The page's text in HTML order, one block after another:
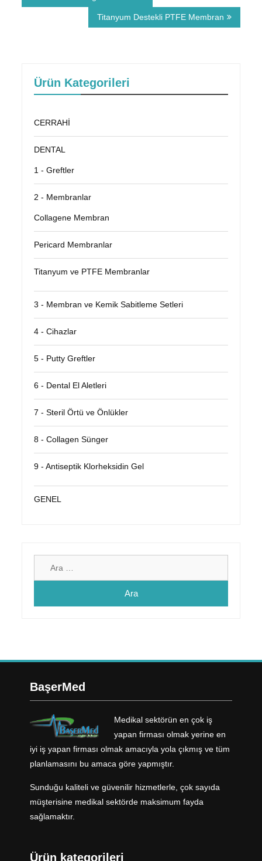
Titanyum Destekli PTFE Membran
Ürün Kategorileri
CERRAHİ
DENTAL
1 - Greftler
2 - Membranlar
Collagene Membran
Pericard Membranlar
Titanyum ve PTFE Membranlar
3 - Membran ve Kemik Sabitleme Setleri
4 - Cihazlar
5 - Putty Greftler
6 - Dental El Aletleri
7 - Steril Örtü ve Önlükler
8 - Collagen Sünger
9 - Antiseptik Klorheksidin Gel
GENEL
BaşerMed
Medikal sektörün en çok iş
yapan firması olmak yerine en
iyi iş yapan firması olmak amacıyla yola çıkmış ve tüm
planlamasını bu amaca göre yapmıştır.
Sunduğu kaliteli ve güvenilir hizmetlerle, çok sayıda
müşterisine medikal sektörde maksimum fayda
sağlamaktır.
Ürün kategorileri